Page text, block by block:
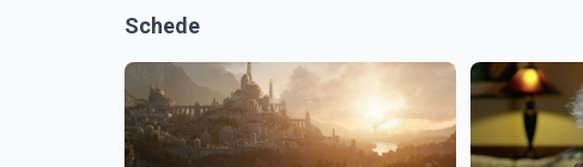
Schede